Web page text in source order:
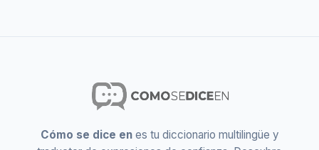
Cómo se dice enes tu diccionario multilingüe y